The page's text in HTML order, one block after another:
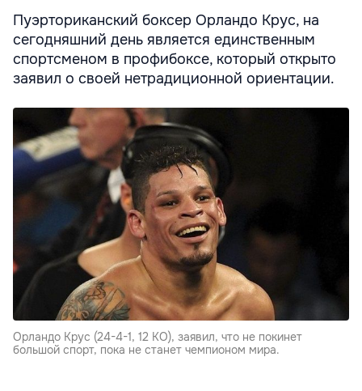
Пуэрториканский боксер Орландо Крус, на
сегодняшний день является единственным
спортсменом в профибоксе, который открыто
заявил о своей нетрадиционной ориентации.
Орландо Крус (24-4-1, 12 КО), заявил, что не покинет
большой спорт, пока не станет чемпионом мира.